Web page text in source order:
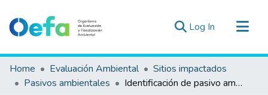
Log In (current)
Communities & Collections
All of DSpace
Home Evaluación Ambiental
Sitios impactados
Pasivos ambientales
Identificación de pasivo ambiental del subsector hidrocarburos con código de Ficha OEFA F01410, ubicado en el Lote VII/VI (ex Lote VII), en el distrito de La Brea Negritos de la provincia Talara del departamento de Piura